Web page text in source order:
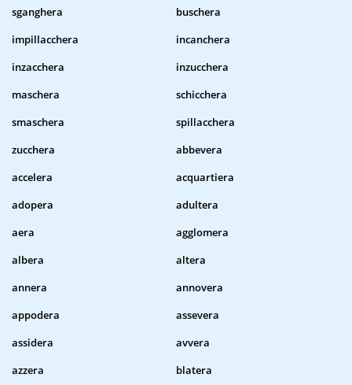
sganghera
buschera
impillacchera
incanchera
inzacchera
inzucchera
maschera
schicchera
smaschera
spillacchera
zucchera
abbevera
accelera
acquartiera
adopera
adultera
aera
agglomera
albera
altera
annera
annovera
appodera
assevera
assidera
avvera
azzera
blatera